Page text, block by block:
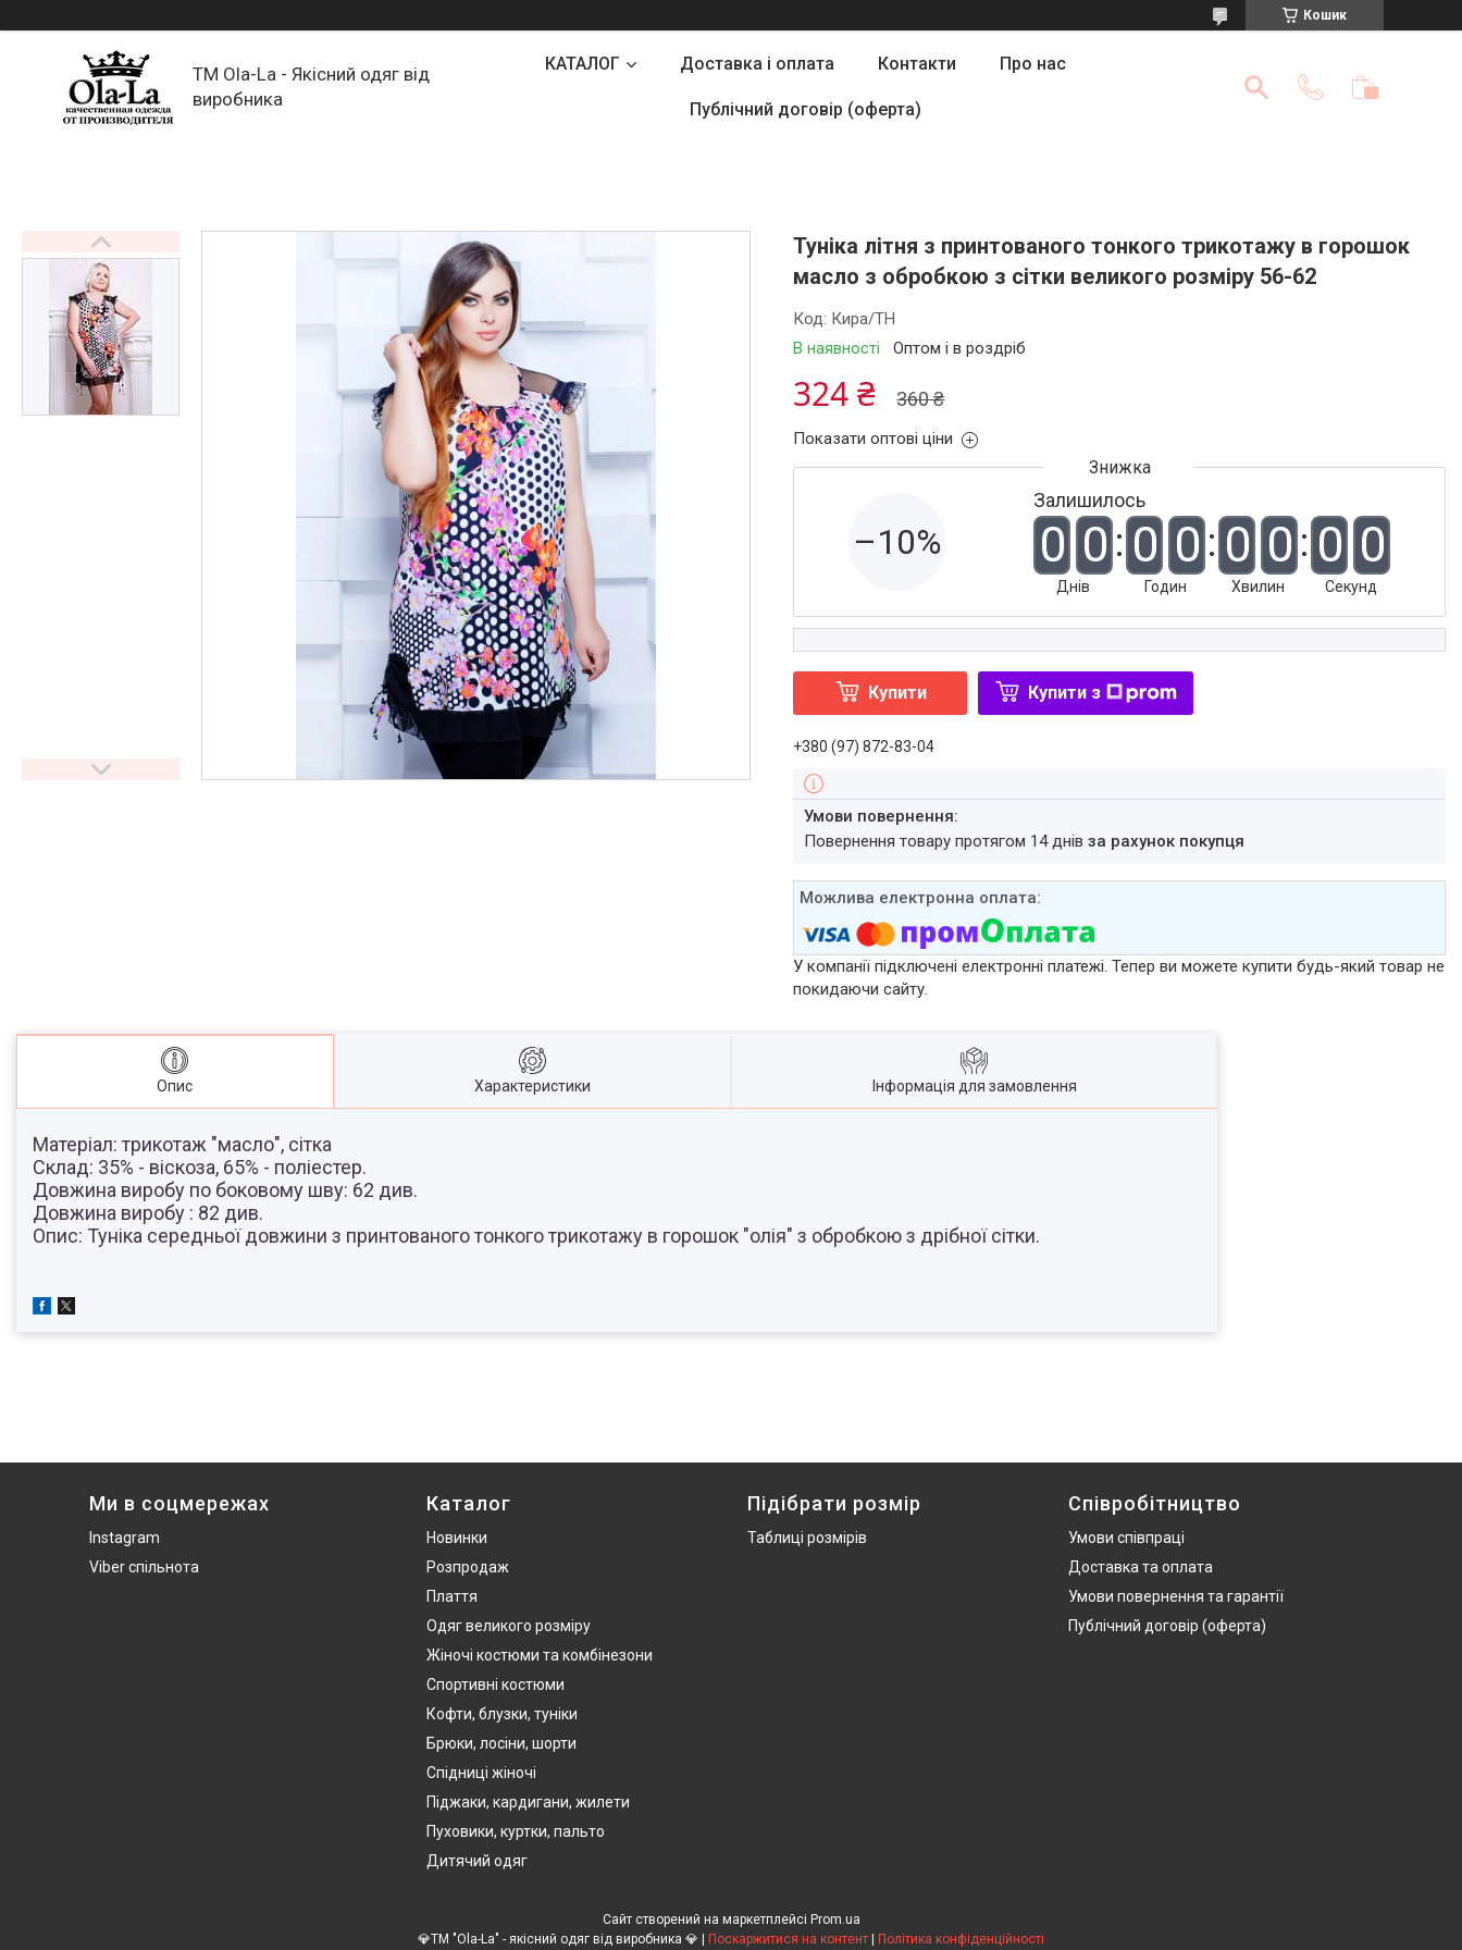
Кошик
TM Ola-La - Якісний одяг від
виробника
КАТАЛОГ Доставка і оплата Контакти Про нас
Публічний договір (оферта)
Туніка літня з принтованого тонкого трикотажу в горошок
масло з обробкою з сітки великого розміру 56-62
В наявності Оптом і в роздріб
Код: Кира/ТН
360 ₴
324 ₴
Показати оптові ціни
–10%
Залишилось
0 0
Днів
0 0
Годин
0 0
Хвилин
0 0
Секунд
Купити Купити з
+380 (97) 872-83-04
повернення товару протягом 14 днівза рахунок покупця
У компанії підключені електронні платежі. Тепер ви можете купити будь-який товар не
покидаючи сайту.
Опис Характеристики Інформація для замовлення
Матеріал:трикотаж "масло", сітка
Склад: 35% - віскоза, 65% - поліестер.
Довжина виробу по боковому шву: 62 див.
Довжина виробу : 82 див.
Опис: Туніка середньої довжини з принтованого тонкого трикотажу в горошок "олія" з обробкою з дрібної сітки.
Ми в соцмережах
Instagram
Viber спільнота
Каталог
Новинки
Розпродаж
Плаття
Одяг великого розміру
Жіночі костюми та комбінезони
Спортивні костюми
Кофти, блузки, туніки
Брюки, лосіни, шорти
Спідниці жіночі
Піджаки, кардигани, жилети
Пуховики, куртки, пальто
Дитячий одяг
Підібрати розмір
Таблиці розмірів
Співробітництво
Умови співпраці
Доставка та оплата
Умови повернення та гарантії
Публічний договір (оферта)
Сайт створений на маркетплейсі Prom.ua
Поскаржитися на контент Політика конфіденційності